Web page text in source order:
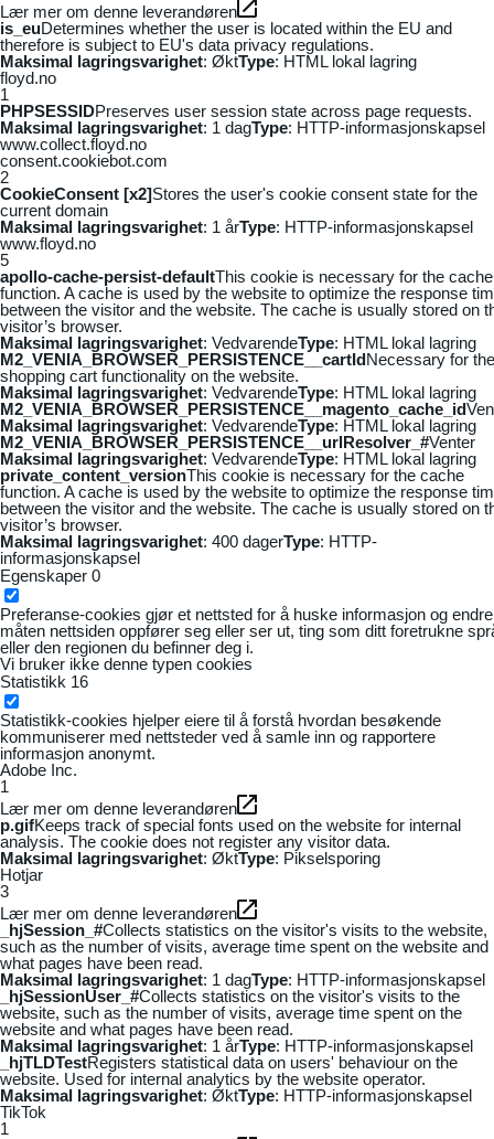
Lær mer om denne leverandøren
is_euDetermines whether the user is located within the EU and
therefore is subject to EU's data privacy regulations.
Maksimal lagringsvarighet: ØktType: HTML lokal lagring
floyd.no
1
PHPSESSIDPreserves user session state across page requests.
Maksimal lagringsvarighet: 1 dagType: HTTP-informasjonskapsel
www.collect.floyd.no
consent.cookiebot.com
2
CookieConsent [x2]Stores the user's cookie consent state for the
current domain
Maksimal lagringsvarighet: 1 årType: HTTP-informasjonskapsel
www.floyd.no
5
apollo-cache-persist-defaultThis cookie is necessary for the cache
function. A cache is used by the website to optimize the response
between the visitor and the website. The cache is usually stored on
visitor’s browser.
Maksimal lagringsvarighet: VedvarendeType: HTML lokal lagring
M2_VENIA_BROWSER_PERSISTENCE__cartIdNecessary for the
shopping cart functionality on the website.
Maksimal lagringsvarighet: VedvarendeType: HTML lokal lagring
M2_VENIA_BROWSER_PERSISTENCE__magento_cache_id
Maksimal lagringsvarighet: VedvarendeType: HTML lokal lagring
M2_VENIA_BROWSER_PERSISTENCE__urlResolver_#Venter
Maksimal lagringsvarighet: VedvarendeType: HTML lokal lagring
private_content_versionThis cookie is necessary for the cache
function. A cache is used by the website to optimize the response
between the visitor and the website. The cache is usually stored on
visitor’s browser.
Maksimal lagringsvarighet: 400 dagerType: HTTP-
informasjonskapsel
Egenskaper 0
Preferanse-cookies gjør et nettsted for å huske informasjon og
måten nettsiden oppfører seg eller ser ut, ting som ditt foretrukne
eller den regionen du befinner deg i.
Vi bruker ikke denne typen cookies
Statistikk 16
Statistikk-cookies hjelper eiere til å forstå hvordan besøkende
kommuniserer med nettsteder ved å samle inn og rapportere
informasjon anonymt.
Adobe Inc.
1
Lær mer om denne leverandøren
p.gifKeeps track of special fonts used on the website for internal
analysis. The cookie does not register any visitor data.
Maksimal lagringsvarighet: ØktType: Pikselsporing
Hotjar
3
Lær mer om denne leverandøren
_hjSession_#Collects statistics on the visitor's visits to the website,
such as the number of visits, average time spent on the website and
what pages have been read.
Maksimal lagringsvarighet: 1 dagType: HTTP-informasjonskapsel
_hjSessionUser_#Collects statistics on the visitor's visits to the
website, such as the number of visits, average time spent on the
website and what pages have been read.
Maksimal lagringsvarighet: 1 årType: HTTP-informasjonskapsel
_hjTLDTestRegisters statistical data on users' behaviour on the
website. Used for internal analytics by the website operator.
Maksimal lagringsvarighet: ØktType: HTTP-informasjonskapsel
TikTok
1